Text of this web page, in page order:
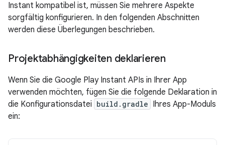
Instant kompatibel ist, müssen Sie mehrere Aspekte
sorgfältig konfigurieren. In den folgenden Abschnitten
werden diese Überlegungen beschrieben.
Projektabhängigkeiten deklarieren
Wenn Sie die Google Play Instant APIs in Ihrer App
verwenden möchten, fügen Sie die folgende Deklaration in
die Konfigurationsdatei build.gradle Ihres App-Moduls
ein: